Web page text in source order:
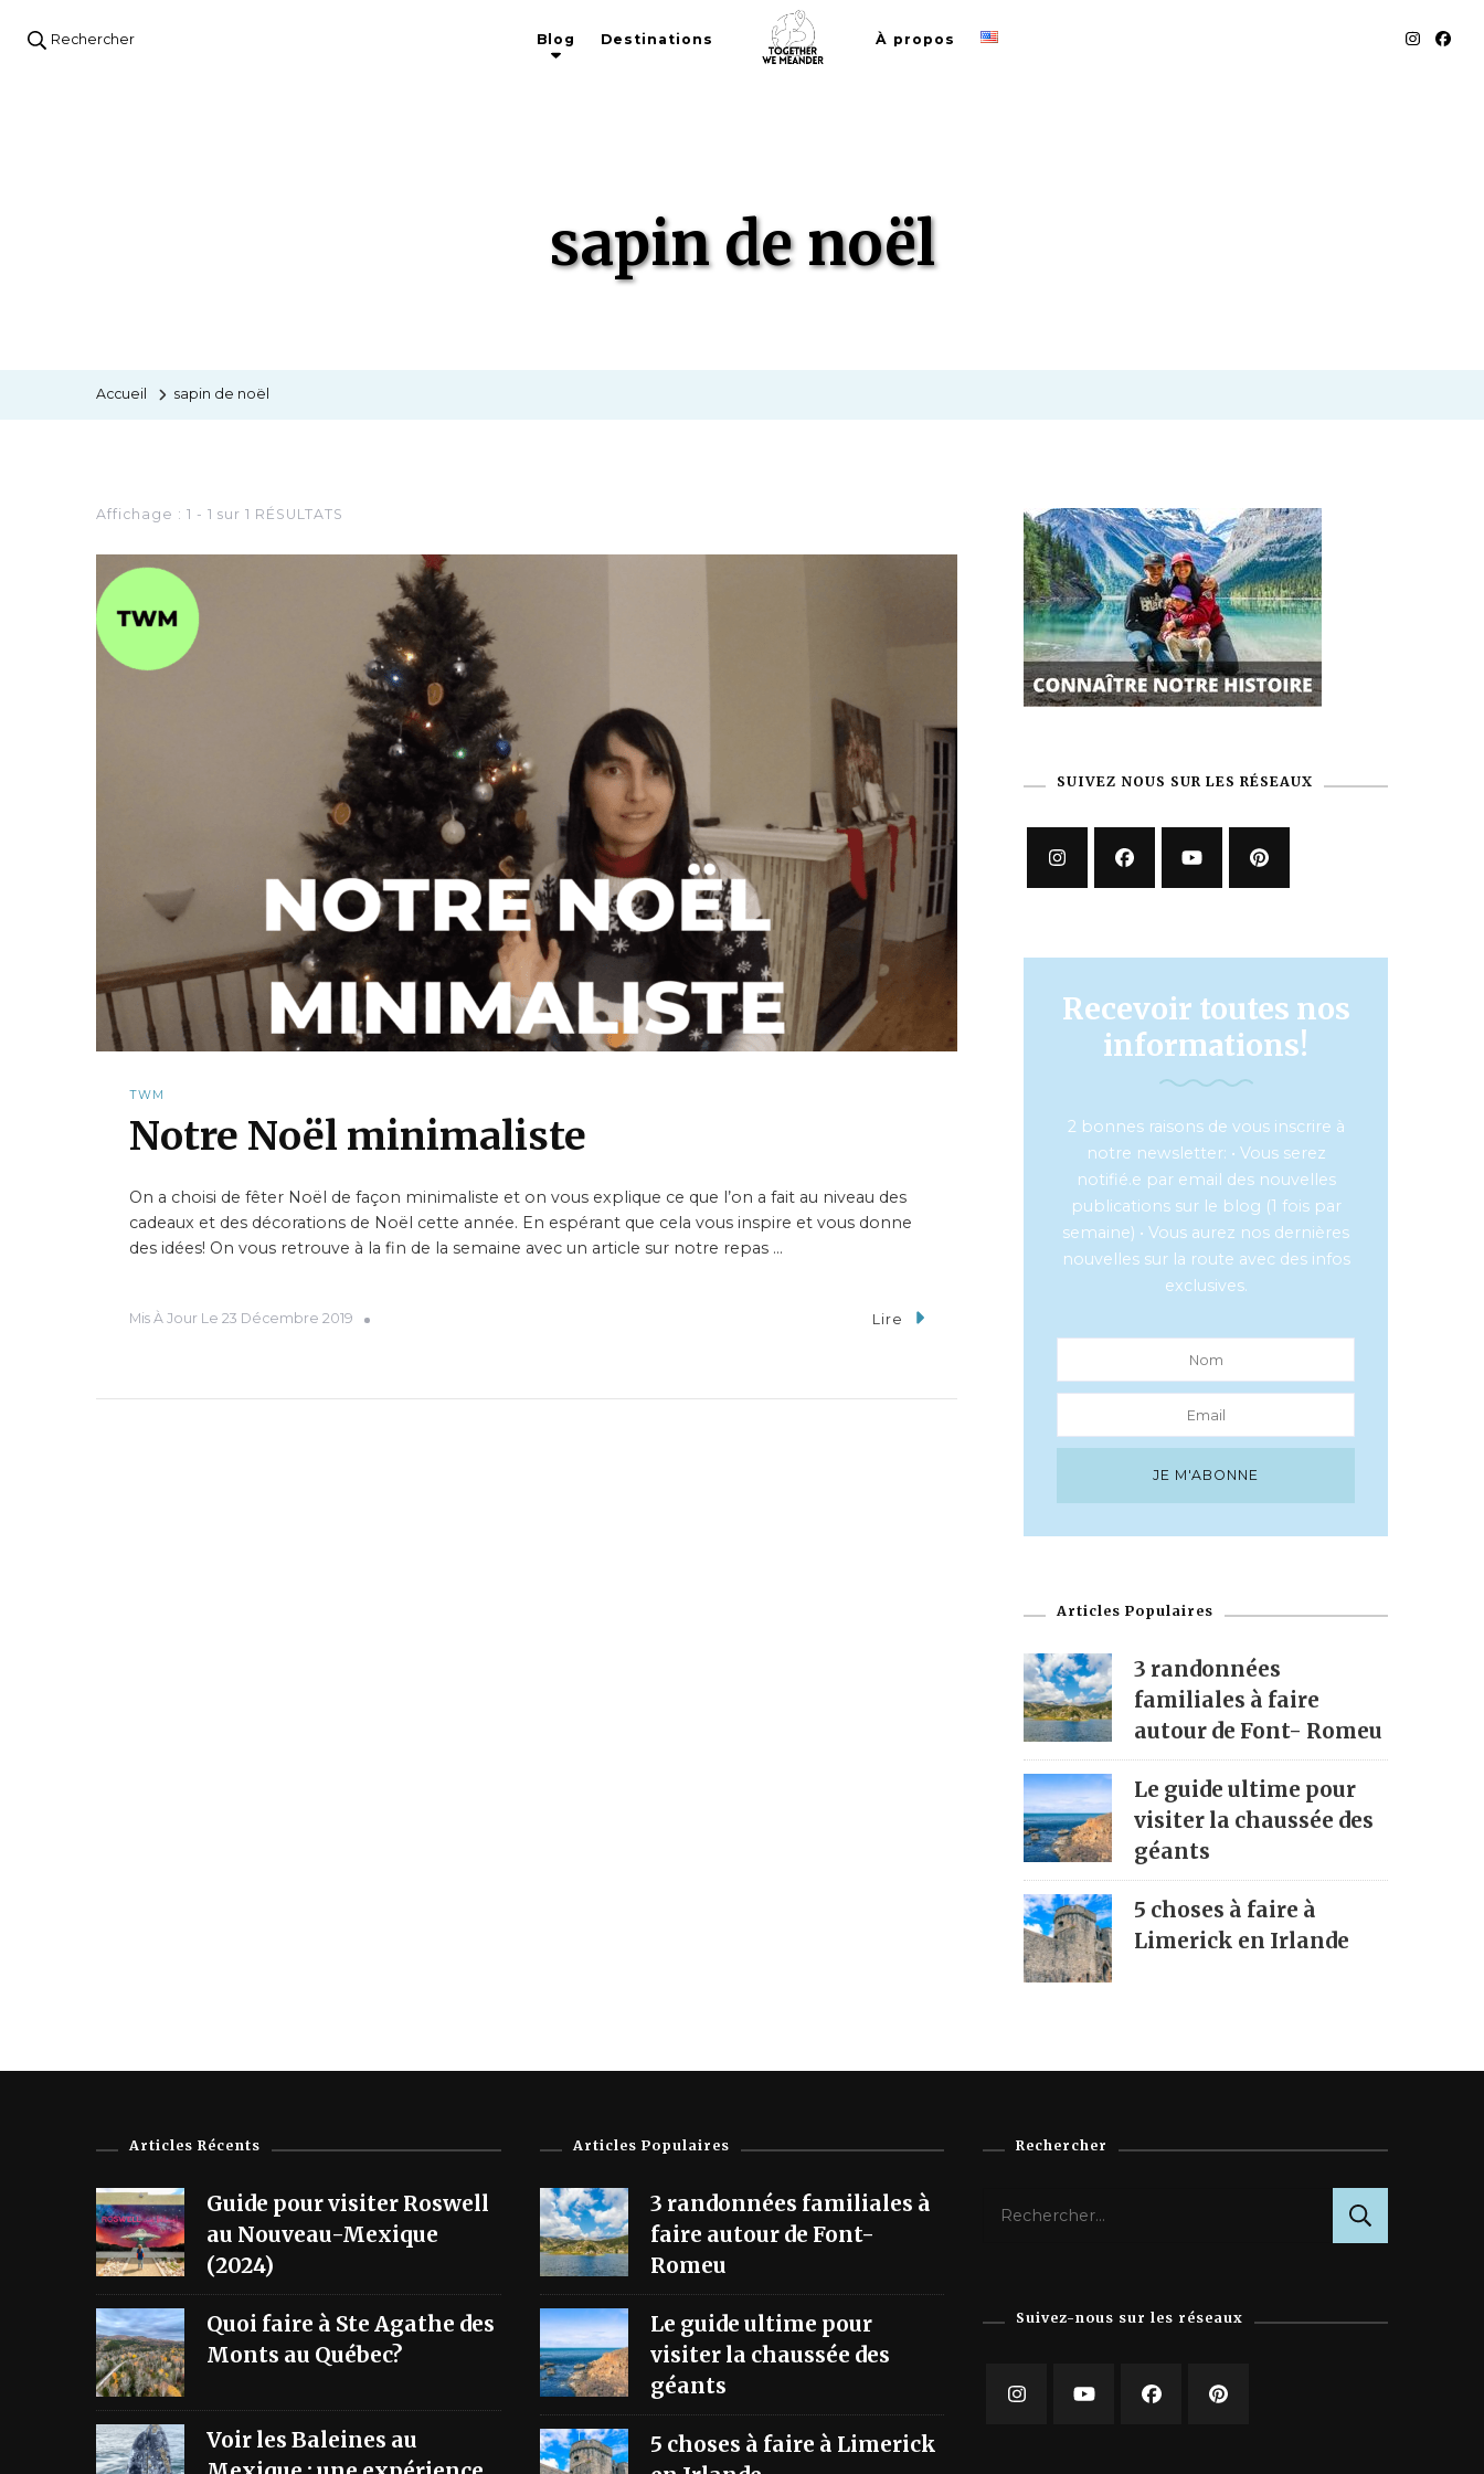
Rechercher Blog Destinations À propos
sapin de noël
Accueil sapin de noël
Affichage : 1 - 1 sur 1 RÉSULTATS
TWM
Notre Noël minimaliste
On a choisi de fêter Noël de façon minimaliste et on vous explique ce que l’on a fait au niveau des
cadeaux et des décorations de Noël cette année. En espérant que cela vous inspire et vous donne
des idées! On vous retrouve à la fin de la semaine avec un article sur notre repas …
Mis À Jour Le 23 Décembre 2019 Lire
SUIVEZ NOUS SUR LES RÉSEAUX
Recevoir toutes nos
informations!
2 bonnes raisons de vous inscrire à
notre newsletter: • Vous serez
notifié.e par email des nouvelles
publications sur le blog (1 fois par
semaine) • Vous aurez nos dernières
nouvelles sur la route avec des infos
exclusives.
Articles Populaires
3 randonnées
familiales à faire
autour de Font- Romeu
Le guide ultime pour
visiter la chaussée des
géants
5 choses à faire à
Limerick en Irlande
Articles Récents
Guide pour visiter Roswell
au Nouveau-Mexique
(2024)
Quoi faire à Ste Agathe des
Monts au Québec?
Voir les Baleines au
Articles Populaires
3 randonnées familiales à
faire autour de Font-
Romeu
Le guide ultime pour
visiter la chaussée des
géants
5 choses à faire à Limerick
Rechercher
Suivez-nous sur les réseaux